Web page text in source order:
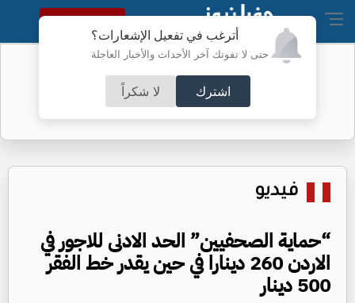
أترغب في تفعيل الإشعارات؟
حتى لا تفوتك آخر الأحداث والأخبار العاجلة
اشترك لا شكراً
النسخة الكاملة
فيديو
“حماية الصحفيين” الحد الادنى للاجور في
الاردن 260 دينارا في حين يقدر خط الفقر
500 دينار